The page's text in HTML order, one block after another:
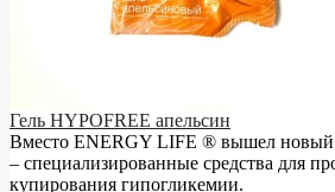
Гель HYPOFREE апельсин
Вместо ENERGY LIFE ® вышел новый
– cпециализированные средства для
купирования гипогликемии.